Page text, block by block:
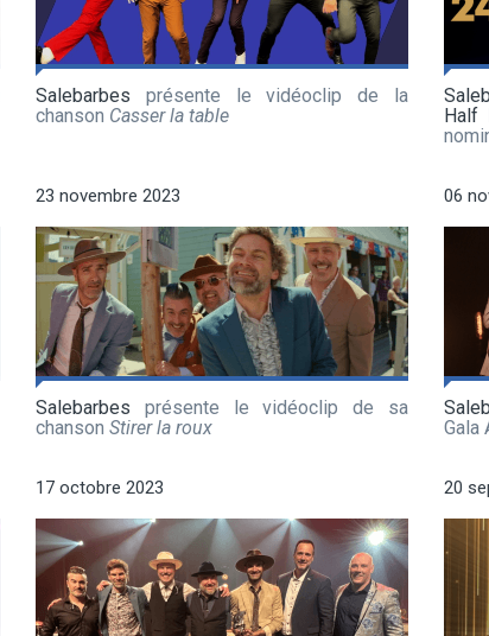
Salebarbes présente le vidéoclip de la
chanson Casser la table
Half
23 novembre 2023
Salebarbes présente le vidéoclip de sa
chanson Stirer la roux
06
Gala
17 octobre 2023 20